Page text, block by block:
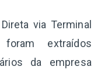
via Terminal
extraídos
da empresa